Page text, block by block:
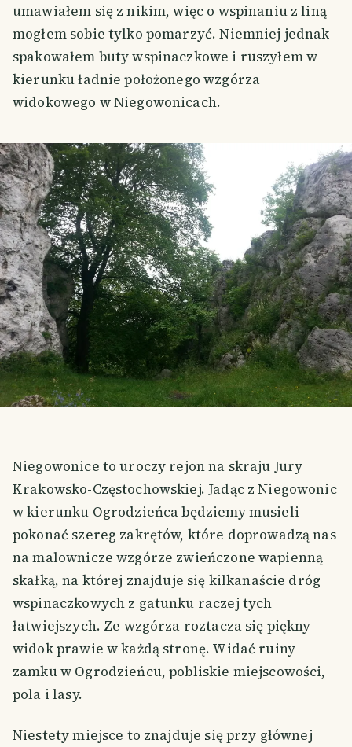
umawiałem się z nikim, więc o wspinaniu z liną
mogłem sobie tylko pomarzyć. Niemniej jednak
spakowałem buty wspinaczkowe i ruszyłem w
kierunku ładnie położonego wzgórza
widokowego w Niegowonicach.
Niegowonice to uroczy rejon na skraju Jury
Krakowsko-Częstochowskiej. Jadąc z Niegowonic
w kierunku Ogrodzieńca będziemy musieli
pokonać szereg zakrętów, które doprowadzą nas
na malownicze wzgórze zwieńczone wapienną
skałką, na której znajduje się kilkanaście dróg
wspinaczkowych z gatunku raczej tych
łatwiejszych. Ze wzgórza roztacza się piękny
widok prawie w każdą stronę. Widać ruiny
zamku w Ogrodzieńcu, pobliskie miejscowości,
pola i lasy.
Niestety miejsce to znajduje się przy głównej